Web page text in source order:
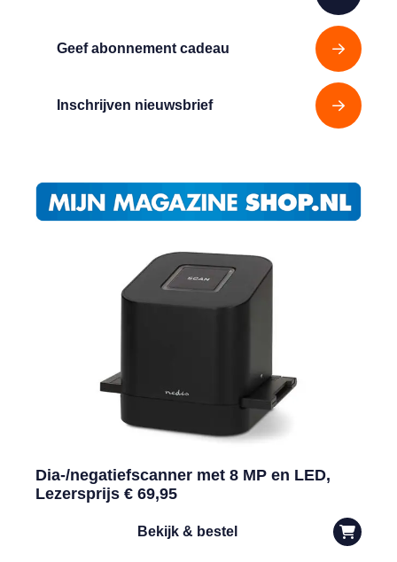
Geef abonnement cadeau
Inschrijven nieuwsbrief
Dia-/negatiefscanner met 8 MP en LED,
Lezersprijs € 69,95
Bekijk & bestel